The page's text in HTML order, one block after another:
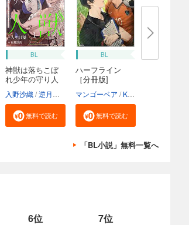
BL
神獣は落ちこぼ
れ少年の守り人
入野沙織 逆月酒乱
無料で読む
BL
ハーフライン
［分冊版]
マンゴーベア Kanapy
無料で読む
「BL小説」無料一覧へ
6位 7位